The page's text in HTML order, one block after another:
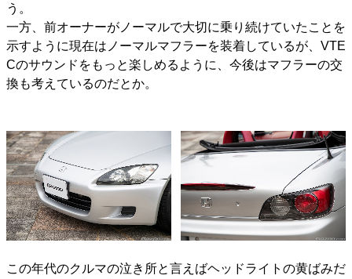
う。
一方、前オーナーがノーマルで大切に乗り続けていたことを
示すように現在はノーマルマフラーを装着しているが、VTE
Cのサウンドをもっと楽しめるように、今後はマフラーの交
換も考えているのだとか。
この年代のクルマの泣き所と言えばヘッドライトの黄ばみだ